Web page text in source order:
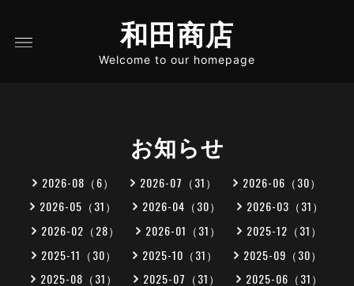
和田商店
Welcome to our homepage
お知らせ
2026-08（6） 2026-07（31）
2026-06（30）
2026-05（31）
2026-04（30）
2026-03（31）
2026-02（28）
2026-01（31）
2025-12（31）
2025-11（30）
2025-10（31）
2025-09（30）
2025-08（31）
2025-07（31）
2025-06（31）